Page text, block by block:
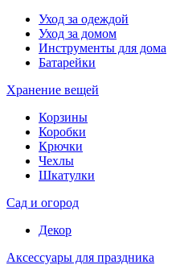
Уход за одеждой
Уход за домом
Инструменты для дома
Батарейки
Хранение вещей
Корзины
Коробки
Крючки
Чехлы
Шкатулки
Сад и огород
Декор
Аксессуары для праздника